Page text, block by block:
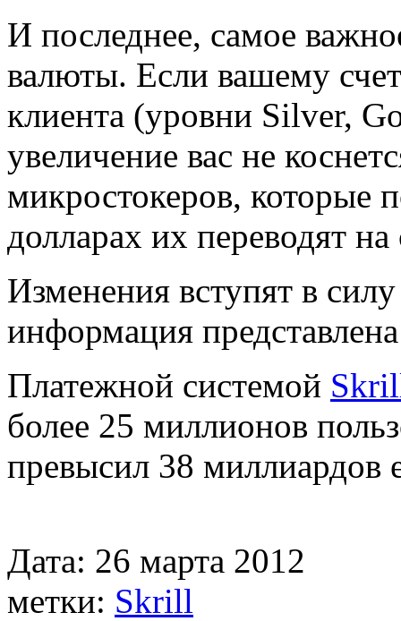
И последнее, самое
валюты. Если вашему
клиента (уровни Silver,
увеличение вас не
микростокеров, которые
долларах их переводят на
Изменения вступят в
информация
Платежной системой
более 25 миллионов
превысил 38 миллиардов
Дата: 26 марта 2012
метки: Skrill